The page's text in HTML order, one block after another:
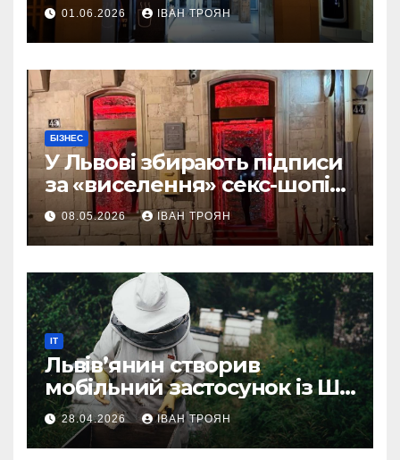
01.06.2026 ІВАН ТРОЯН
БІЗНЕС
У Львові збирають підписи
за «виселення» секс-шопів
із центру міста
08.05.2026 ІВАН ТРОЯН
IT
Львів’янин створив
мобільний застосунок із ШІ-
асистентом для бджолярів
28.04.2026 ІВАН ТРОЯН